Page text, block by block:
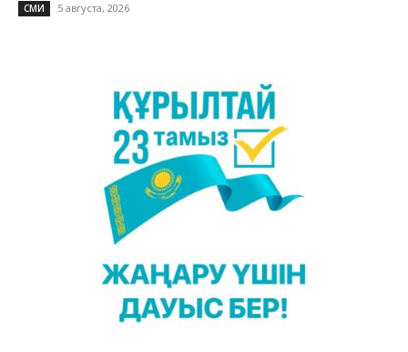
СМИ 5 августа, 2026